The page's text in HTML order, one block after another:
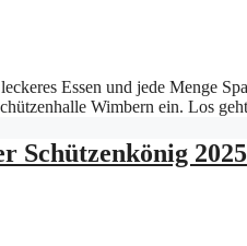
Essen und jede Menge
Wimbern ein. Los
Schützenkönig 2025